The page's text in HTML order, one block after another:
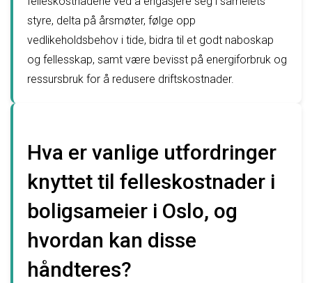
styre, delta på årsmøter, følge opp
vedlikeholdsbehov i tide, bidra til et godt naboskap
og fellesskap, samt være bevisst på energiforbruk og
ressursbruk for å redusere driftskostnader.
Hva er vanlige utfordringer
knyttet til felleskostnader i
boligsameier i Oslo, og
hvordan kan disse
håndteres?